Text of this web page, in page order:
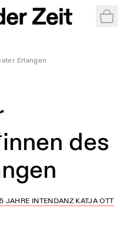
Erlangen
des
JAHRE INTENDANZ KATJA OTT